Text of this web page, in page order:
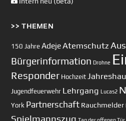
>> THEMEN
150 Jahre AdejeAtemschutz
Bürgerinformation Drohne
Responder Hochzeit
Jugendfeuerwehr Lehrgang Lucas2
York Partnerschaft Rauchmelder
Spielmannszug